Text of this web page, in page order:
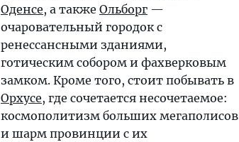
Оденсе, а также Ольборг —
очаровательный городок с
ренессансными зданиями,
готическим собором и фахверковым
замком. Кроме того, стоит побывать в
Орхусе, где сочетается несочетаемое:
космополитизм больших мегаполисов
и шарм провинции с их